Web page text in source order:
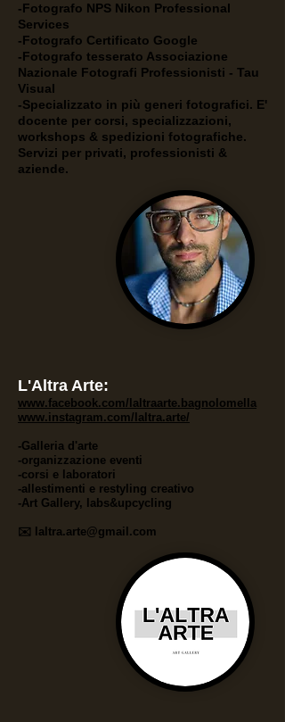
-Fotografo NPS Nikon Professional
Services
-Fotografo Certificato Google
-Fotografo tesserato Associazione
Nazionale Fotografi Professionisti - Tau
Visual
-Specializzato in più generi fotografici. E'
docente per corsi, specializzazioni,
workshops & spedizioni fotografiche.
Servizi per privati, professionisti &
aziende.
L'Altra Arte:
www.faceboo k.com/laltraarte.bagnolomella
www.instagram.com/laltra.arte/
-Galleria d'arte
-organizzazione eventi
-corsi e laboratori
-allestimenti e restyling creativo
-Art Gallery, labs&upcycling
✉️ laltra.arte@gmail.com